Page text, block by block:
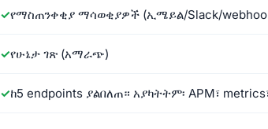
የማስጠንቀቂያ ማሳወቂያዎች (ኢሜይል/Slack/
የሁኔታ ገጽ (አማራጭ)
ከ5 endpoints ያልበለጠ። አያካትትም፡ APM፣